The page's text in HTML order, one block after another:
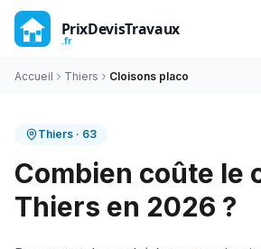
Accueil Thiers Cloisons placo
Thiers · 63
Combien coûte le
Thiers en 2026 ?